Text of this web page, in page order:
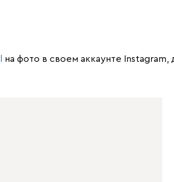
на фото в своем аккаунте Instagram,